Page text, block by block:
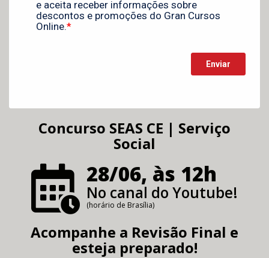
Concurso SEAS CE | Serviço
Social
28/06, às 12h
No canal do Youtube!
(horário de Brasília)
Acompanhe a Revisão Final e
esteja preparado!